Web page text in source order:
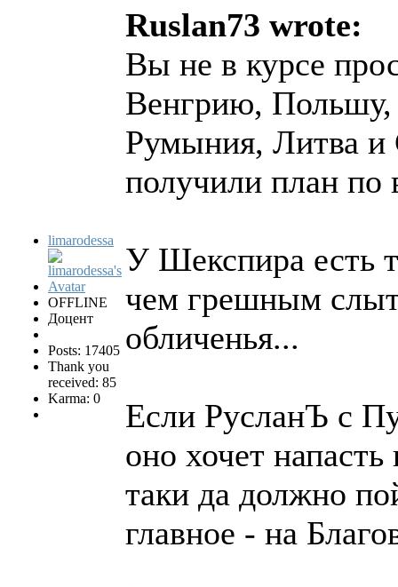
limarodessa
OFFLINE
Доцент
Posts: 17405
Thank you
received: 85
Karma: 0
Ruslan73 wrote:
Вы не в курсе
Венгрию,
Румыния, Литва и
получили план по
У Шекспира есть
чем грешным
обличенья...
Если РусланЪ с
оно хочет
таки да должно
главное - на